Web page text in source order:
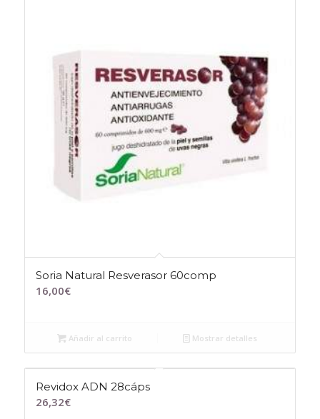
Soria Natural Resverasor 60comp
16,00€
Añadir al carrito Mostrar detalles
Revidox ADN 28cáps
26,32€